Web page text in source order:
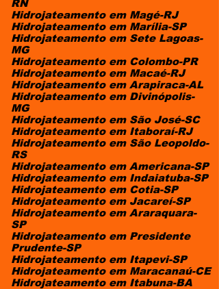
RN
Hidrojateamento em Magé-RJ
Hidrojateamento em Marília-SP
Hidrojateamento em Sete Lagoas-
MG
Hidrojateamento em Colombo-PR
Hidrojateamento em Macaé-RJ
Hidrojateamento em Arapiraca-AL
Hidrojateamento em Divinópolis-
MG
Hidrojateamento em São José-SC
Hidrojateamento em Itaboraí-RJ
Hidrojateamento em São Leopoldo-
RS
Hidrojateamento em Americana-SP
Hidrojateamento em Indaiatuba-SP
Hidrojateamento em Cotia-SP
Hidrojateamento em Jacareí-SP
Hidrojateamento em Araraquara-
SP
Hidrojateamento em Presidente
Prudente-SP
Hidrojateamento em Itapevi-SP
Hidrojateamento em Maracanaú-CE
Hidrojateamento em Itabuna-BA